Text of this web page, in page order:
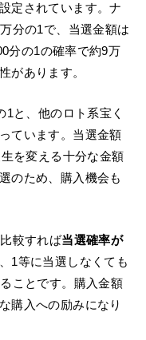
設定されています。ナ
分の1で、当選金額は
分の1の確率で約9万
があります。
1と、他のロト系宝く
ています。当選金額
を変える十分な金額
のため、購入機会も
較すれば当選確率が
1等に当選しなくても
ことです。購入金額
購入への励みになり